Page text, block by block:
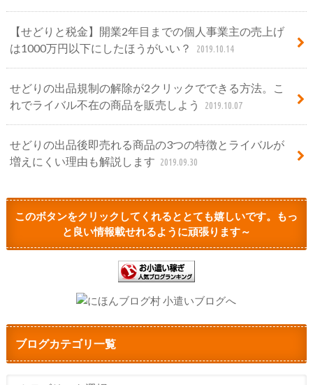
【せどりと税金】開業2年目までの個人事業主の売上げ
は1000万円以下にしたほうがいい？
2019.10.14
せどりの出品規制の解除が2クリックでできる方法。こ
れでライバル不在の商品を販売しよう
2019.10.07
せどりの出品後即売れる商品の3つの特徴とライバルが
増えにくい理由も解説します 2019.09.30
このボタンをクリックしてくれるととても嬉しいです。もっ
と良い情報載せれるように頑張ります～
ブログカテゴリ一覧